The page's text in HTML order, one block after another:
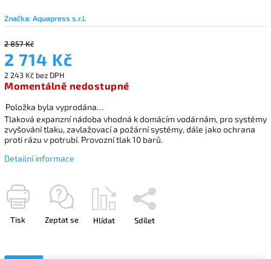
Značka:Aquapress s.r.l.
2 857 Kč
2 714 Kč
2 243 Kč bez DPH
Momentálně nedostupné
Položka byla vyprodána…
Tlaková expanzní nádoba vhodná k domácím vodárnám, pro systémy
zvyšování tlaku, zavlažovací a požární systémy, dále jako ochrana
proti rázu v potrubí. Provozní tlak 10 barů.
Detailní informace
Tisk Zeptat se Hlídat Sdílet